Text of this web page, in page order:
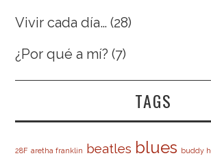
Vivir cada día… (28)
¿Por qué a mí? (7)
TAGS
28F aretha franklin beatles blues buddy